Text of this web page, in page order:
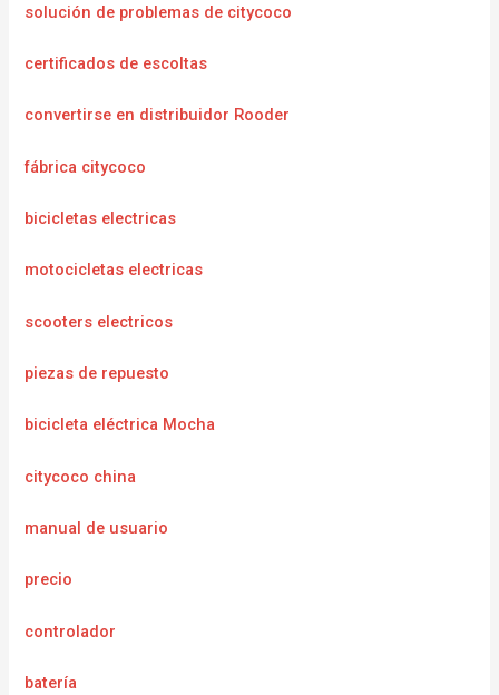
solución de problemas de citycoco
certificados de escoltas
convertirse en distribuidor Rooder
fábrica citycoco
bicicletas electricas
motocicletas electricas
scooters electricos
piezas de repuesto
bicicleta eléctrica Mocha
citycoco china
manual de usuario
precio
controlador
batería